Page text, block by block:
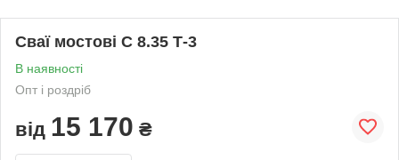
Сваї мостові C 8.35 Т-3
В наявності
Опт і роздріб
від 15 170 ₴